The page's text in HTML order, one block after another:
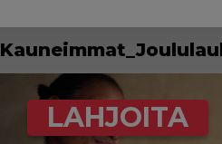
LAHJOITA